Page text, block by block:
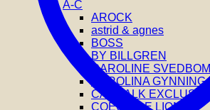
A-C
AROCK
astrid & agnes
BOSS
BY BILLGREN
CAROLINE SVEDBOM
CAROLINA GYNNING
CATWALK EXCLUSIVE
COEUR DE LION